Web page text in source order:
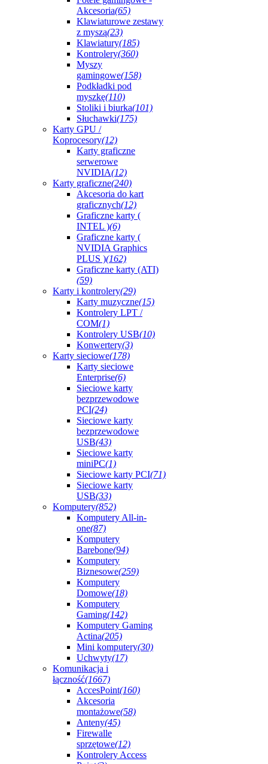
Akcesoria(65)
Klawiaturowe zestawy
z myszą(23)
Klawiatury(185)
Kontrolery(360)
Myszy
gamingowe(158)
Podkładki pod
myszkę(110)
Stoliki i biurka(101)
Słuchawki(175)
Karty GPU /
Koprocesory(12)
Karty graficzne
serwerowe
NVIDIA(12)
Karty graficzne(240)
Akcesoria do kart
graficznych(12)
Graficzne karty (
INTEL )(6)
Graficzne karty (
NVIDIA Graphics
PLUS )(162)
Graficzne karty (ATI)
(59)
Karty i kontrolery(29)
Karty muzyczne(15)
Kontrolery LPT /
COM(1)
Kontrolery USB(10)
Konwertery(3)
Karty sieciowe(178)
Karty sieciowe
Enterprise(6)
Sieciowe karty
bezprzewodowe
PCI(24)
Sieciowe karty
bezprzewodowe
USB(43)
Sieciowe karty
miniPC(1)
Sieciowe karty PCI(71)
Sieciowe karty
USB(33)
Komputery(852)
Komputery All-in-
one(87)
Komputery
Barebone(94)
Komputery
Biznesowe(259)
Komputery
Domowe(18)
Komputery
Gaming(142)
Komputery Gaming
Actina(205)
Mini komputery(30)
Uchwyty(17)
Komunikacja i
łączność(1667)
AccesPoint(160)
Akcesoria
montażowe(58)
Anteny(45)
Firewalle
sprzętowe(12)
Kontrolery Access